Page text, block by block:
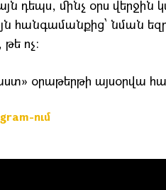
դեպս, մինչ օրս
հանգամանքից՝ նման
ոչ:
օրաթերթի այսօրվա
ում